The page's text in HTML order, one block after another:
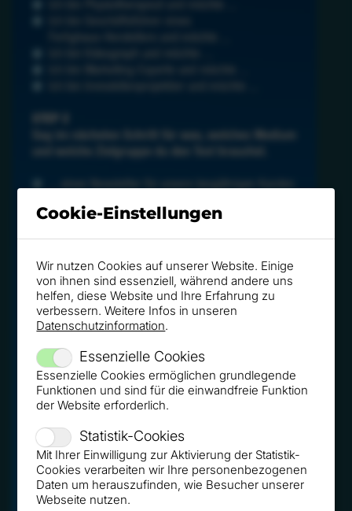
Cookie-Einstellungen
Wir nutzen Cookies auf unserer Website. Einige
von ihnen sind essenziell, während andere uns
helfen, diese Website und Ihre Erfahrung zu
verbessern. Weitere Infos in unseren
Datenschutzinformation.
Essenzielle Cookies
Essenzielle Cookies ermöglichen grundlegende
Funktionen und sind für die einwandfreie Funktion
der Website erforderlich.
Statistik-Cookies
Mit Ihrer Einwilligung zur Aktivierung der Statistik-
Cookies verarbeiten wir Ihre personenbezogenen
Daten um herauszufinden, wie Besucher unserer
Webseite nutzen.